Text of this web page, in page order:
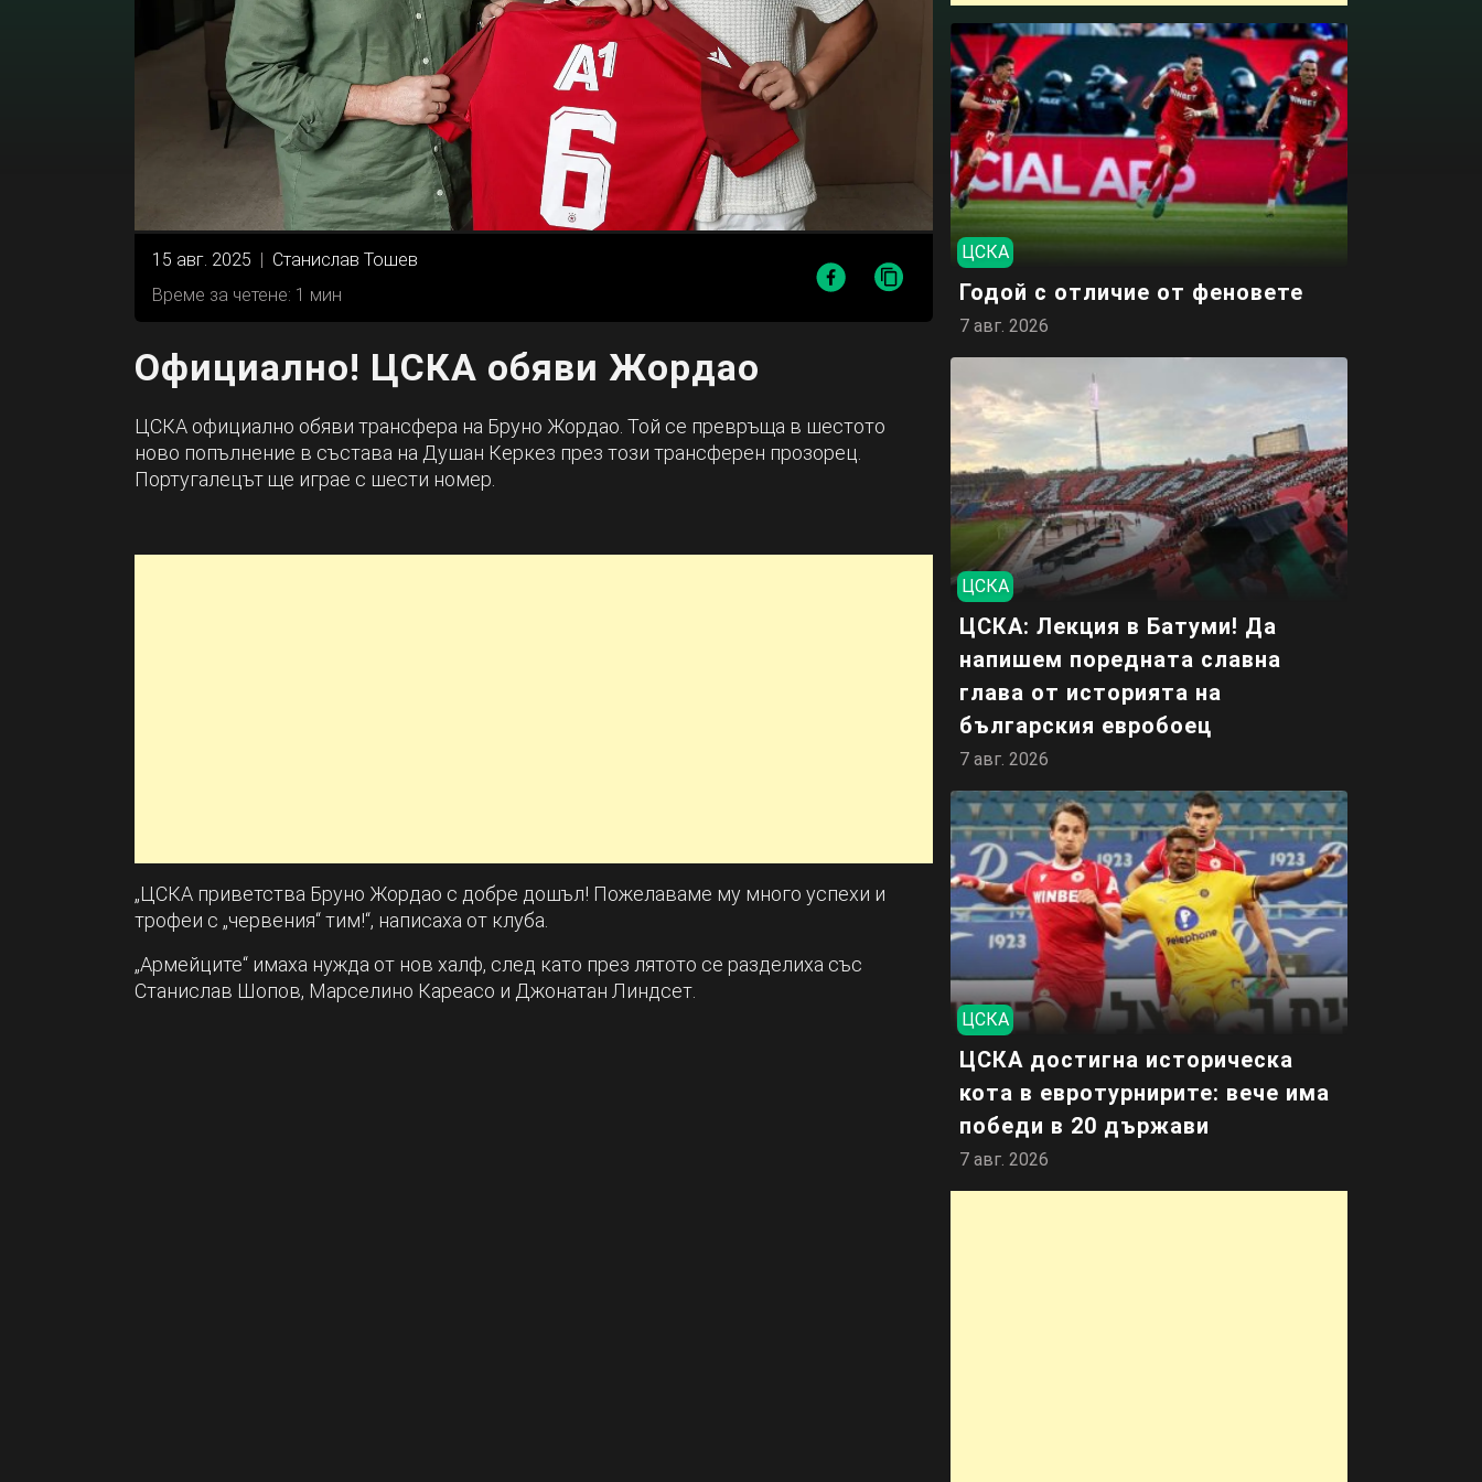
15 авг. 2025
Станислав Тошев
Време за четене: 1 мин
Официално! ЦСКА обяви Жордао
ЦСКА официално обяви трансфера на Бруно Жордао. Той се превръща в шестото
ново попълнение в състава на Душан Керкез през този трансферен прозорец.
Португалецът ще играе с шести номер.
„ЦСКА приветства Бруно Жордао с добре дошъл! Пожелаваме му много успехи и
трофеи с „червения“ тим!“, написаха от клуба.
„Армейците“ имаха нужда от нов халф, след като през лятото се разделиха със
Станислав Шопов, Марселино Кареасо и Джонатан Линдсет.
ЦСКА
Годой с отличие от феновете
7 авг. 2026
ЦСКА
ЦСКА: Лекция в Батуми! Да
напишем поредната славна
глава от историята на
българския евробоец
7 авг. 2026
ЦСКА
ЦСКА достигна историческа
кота в евротурнирите: вече има
победи в 20 държави
7 авг. 2026